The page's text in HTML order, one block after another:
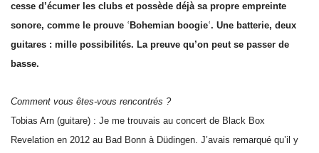
cesse d’écumer les clubs et possède déjà sa propre empreinte
sonore, comme le prouve ʿBohemian boogieʿ. Une batterie, deux
guitares : mille possibilités. La preuve qu’on peut se passer de
basse.
Comment vous êtes-vous rencontrés ?
Tobias Arn (guitare) : Je me trouvais au concert de Black Box
Revelation en 2012 au Bad Bonn à Düdingen. J’avais remarqué qu’il y